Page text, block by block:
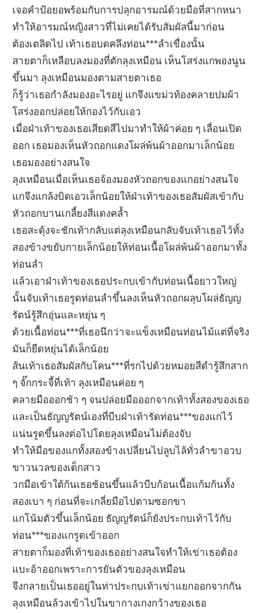
เจอคำป้อยอพร้อมกับการปลุกอารมณ์ด้วยมือที่สากหนา
ทำให้อารมณ์หญิงสาวที่ไม่เคยได้รับสัมผัสนี้มาก่อน
ต้องเตลิดไป เท้าเธอบดคลึงท่อน***ลำเขื่องนั้น
สายตาก็เหลือบลงมองที่ตักลุงเหมือน เห็นโสร่งแกพองนูน
ขึ้นมา ลุงเหมือนมองตามสายตาเธอ
ก็รู้ว่าเธอกำลังมองอะไรอยู่ แกจึงแขม่วท้องคลายปมผ้า
โสร่งออกปล่อยให้กองไว้กับเอว
เมื่อฝ่าเท้าของเธอเสียดสีไปมาทำให้ผ้าค่อย ๆ เลื่อนเปิด
ออก เธอมองเห็นหัวถอกแดงโผล่พ้นผ้าออกมาเล็กน้อย
เธอมองอย่างสนใจ
ลุงเหมือนเมื่อเห็นเธอจ้องมองหัวถอกของแกอย่างสนใจ
แกจึงแกล้งบิดเอวเล็กน้อยให้ฝ่าเท้าของเธอสัมผัสเข้ากับ
หัวถอกบานเกลี้ยงสีแดงคล้ำ
เธอสะดุ้งจะชักเท้ากลับแต่ลุงเหมือนกลับจับเท้าเธอไว้ทั้ง
สองข้างขยับกายเล็กน้อยให้ท่อนเนื้อโผล่พ้นผ้าออกมาทั้ง
ท่อนลำ
แล้วเอาฝ่าเท้าของเธอประกบเข้ากับท่อนเนื้อยาวใหญ่
นั้นจับเท้าเธอรูดท่อนลำขึ้นลงเห็นหัวถอกผลุบโผล่ธัญญ
รัตน์รู้สึกอุ่นและหยุ่น ๆ
ด้วยเนื้อท่อน***ที่เธอนึกว่าจะแข็งเหมือนท่อนไม้แต่ที่จริง
มันก็ยืดหยุ่นได้เล็กน้อย
ส้นเท้าเธอสัมผัสกับโคน***ที่รกไปด้วยหมอยสีดำรู้สึกสาก
ๆ จั๊กกระจี้ที่เท้า ลุงเหมือนค่อย ๆ
คลายมือออกช้า ๆ จนปล่อยมือออกจากเท้าทั้งสองของเธอ
และเป็นธัญญรัตน์เองที่บีบฝ่าเท้ารัดท่อน***ของแกไว้
แน่นรูดขึ้นลงต่อไปโดยลุงเหมือนไม่ต้องจับ
ทำให้มือของแกทั้งสองข้างเปลี่ยนไปลูบไล้ทั่วลำขาอวบ
ขาวนวลของเด็กสาว
วกมือเข้าใต้ก้นเธอช้อนขึ้นแล้วบีบก้อนเนื้อแก้มก้นทั้ง
สองเบา ๆ ก่อนที่จะเกลี่ยมือไปตามซอกขา
แกโน้มตัวขึ้นเล็กน้อย ธัญญรัตน์ก็ยังประกบเท้าไว้กับ
ท่อน***ของแกรูดเข้าออก
สายตาก็มองที่เท้าของเธออย่างสนใจทำให้เข่าเธอต้อง
แบะอ้าออกเพราะการยันตัวของลุงเหมือน
จึงกลายเป็นเธออยู่ในท่าประกบเท้าเข่าแยกออกจากกัน
ลุงเหมือนล้วงเข้าไปในขากางเกงกว้างของเธอ